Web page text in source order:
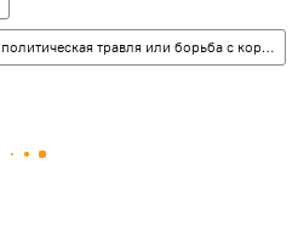
Кампания против Нила Ушакова: политическая травля или борьба с коррупцией